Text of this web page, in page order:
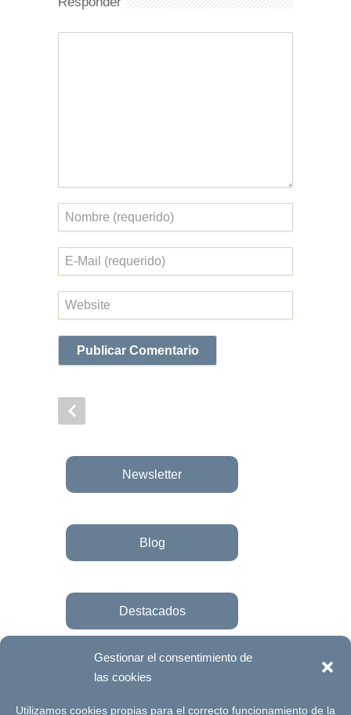
Gestionar el consentimiento de
las cookies
Utilizamos cookies propias para el correcto funcionamiento de la
Nombre
Correo
electrónico
Web
Newsletter
Blog
Destacados
Únete a la fundación